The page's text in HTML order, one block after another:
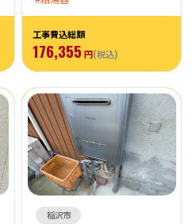
工事費込総額
176,355 円(税込)
稲沢市